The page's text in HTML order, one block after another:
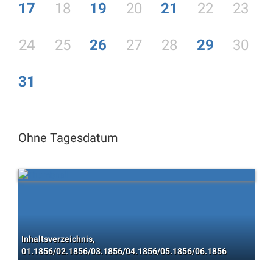
17 18 19 20 21 22 23
24 25 26 27 28 29 30
31
Ohne Tagesdatum
Inhaltsverzeichnis,
01.1856/02.1856/03.1856/04.1856/05.1856/06.1856